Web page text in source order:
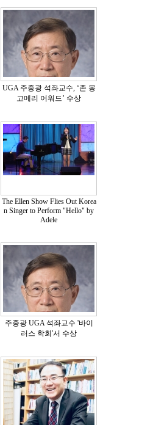
UGA 주중광 석좌교수, ‘존 몽
고메리 어워드’ 수상
The Ellen Show Flies Out Korea
n Singer to Perform "Hello" by
Adele
주중광 UGA 석좌교수 '바이
러스 학회'서 수상